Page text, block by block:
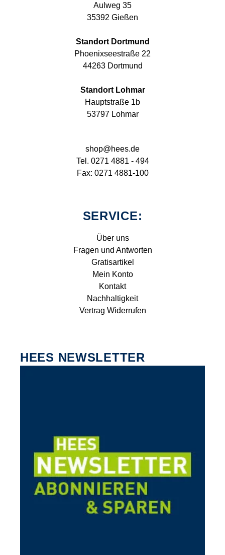
Aulweg 35
35392 Gießen
Standort Dortmund
Phoenixseestraße 22
44263 Dortmund
Standort Lohmar
Hauptstraße 1b
53797 Lohmar
shop@hees.de
Tel. 0271 4881 - 494
Fax: 0271 4881-100
SERVICE:
Über uns
Fragen und Antworten
Gratisartikel
Mein Konto
Kontakt
Nachhaltigkeit
Vertrag Widerrufen
HEES NEWSLETTER